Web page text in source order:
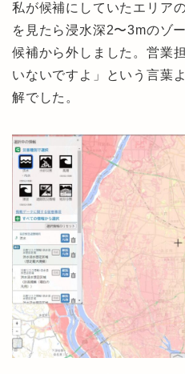
私が候補にしていたエリア
を見たら浸水深2〜3mのゾ
候補から外しました。営業
いないですよ」という言葉
解でした。